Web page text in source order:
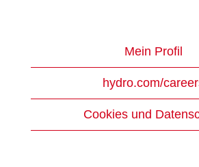
Mein Profil
hydro.com/
Cookies und